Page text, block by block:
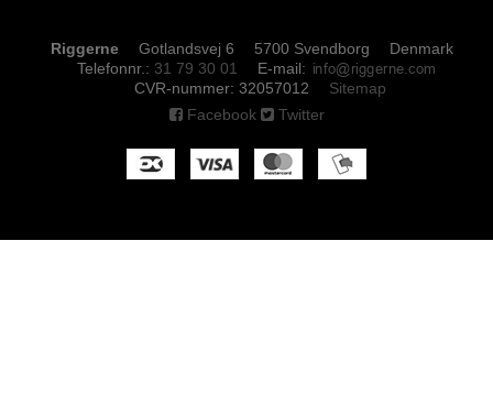
Riggerne Gotlandsvej 6 5700 Svendborg
Denmark
Telefonnr. : 31 79 30 01 E-mail:
CVR-nummer: 32057012
Sitemap
Facebook
Twitter